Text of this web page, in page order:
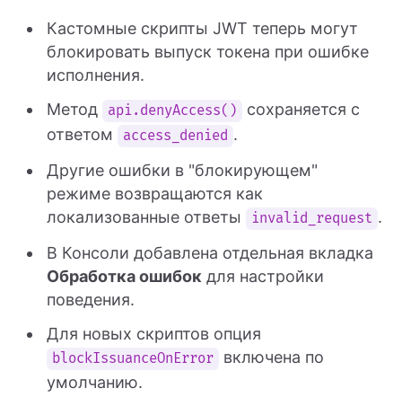
Кастомные скрипты JWT теперь могут
блокировать выпуск токена при ошибке
исполнения.
Метод
api.denyAccess()
сохраняется с
ответом
access_denied .
Другие ошибки в "блокирующем"
режиме возвращаются как
локализованные ответы
invalid_request .
В Консоли добавлена отдельная вкладка
Обработка ошибок для настройки
поведения.
Для новых скриптов опция
blockIssuanceOnError
включена по
умолчанию.